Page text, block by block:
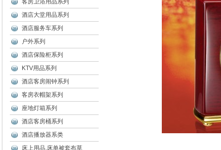
客房卫浴用品系列
酒店大堂用品系列
酒店服务车系列
户外系列
酒店保险柜系列
KTV用品系列
酒店客房闹钟系列
客房衣帽架系列
座地灯箱系列
酒店客房桶系列
酒店播放器系类
床上用品,床单被套布草